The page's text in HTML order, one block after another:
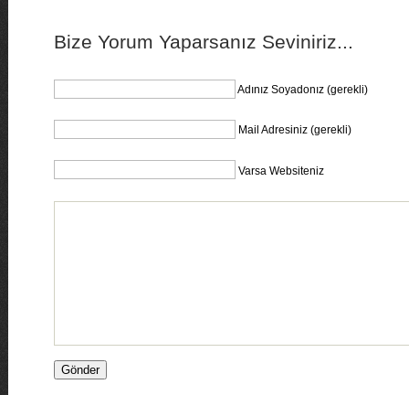
Bize Yorum Yaparsanız Seviniriz...
Adınız Soyadonız (gerekli)
Mail Adresiniz (gerekli)
Varsa Websiteniz